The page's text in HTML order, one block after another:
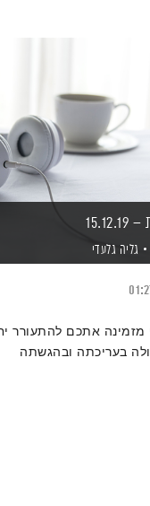
גליה גלעדי
מזמינה אתכם להתעורר
בעריכתה ובהגשתה